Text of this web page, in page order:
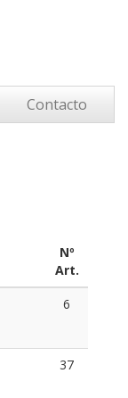
Contacto
Nº
Art.
6
37